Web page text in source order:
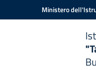
Vai ai contenuti
Vai al menu di navigazione
Ministero